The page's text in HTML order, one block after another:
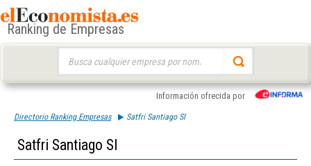
Ranking de Empresas
Información ofrecida por
Directorio Ranking Empresas Satfri Santiago Sl
Satfri Santiago Sl